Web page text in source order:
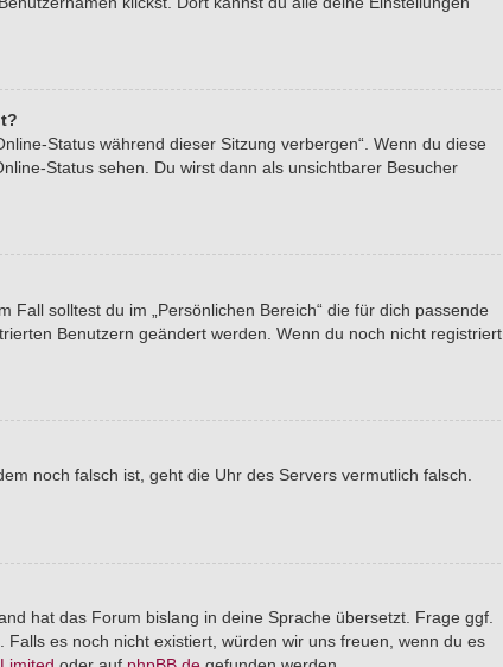
Status während dieser Sitzung verbergen“. Wenn du diese
Status sehen. Du wirst dann als unsichtbarer Besucher
solltest du im „Persönlichen Bereich“ die für dich passende
Benutzern geändert werden. Wenn du noch nicht registriert
noch falsch ist, geht die Uhr des Servers vermutlich falsch.
hat das Forum bislang in deine Sprache übersetzt. Frage ggf.
es noch nicht existiert, würden wir uns freuen, wenn du es